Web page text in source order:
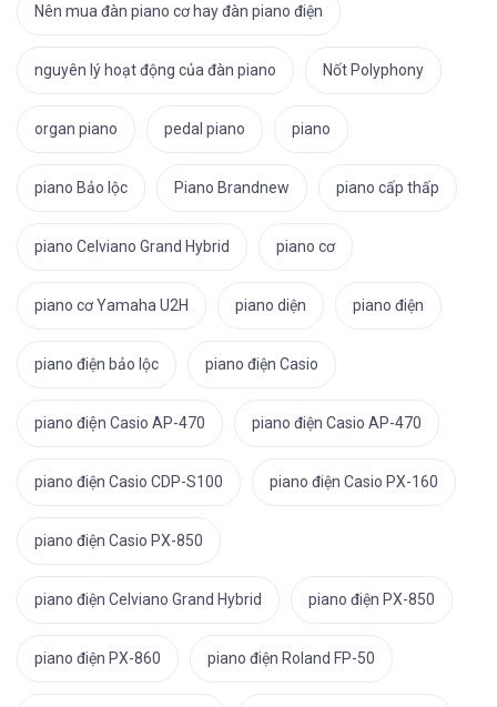
Nên mua đàn piano cơ hay đàn piano điện
nguyên lý hoạt động của đàn piano Nốt Polyphony
organ piano pedal piano piano
piano Bảo lộc Piano Brandnew piano cấp thấp
piano Celviano Grand Hybrid piano cơ
piano cơ Yamaha U2H piano diện piano điện
piano điện bảo lộc piano điện Casio
piano điện Casio AP-470 piano điện Casio AP-470
piano điện Casio CDP-S100 piano điện Casio PX-160
piano điện Casio PX-850
piano điện Celviano Grand Hybrid piano điện PX-850
piano điện PX-860 piano điện Roland FP-50